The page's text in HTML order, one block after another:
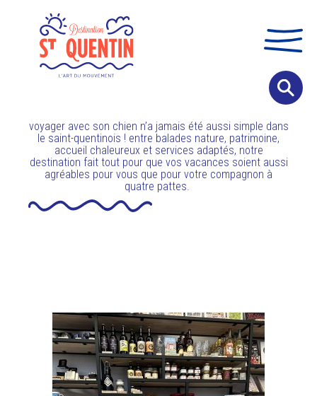
voyager avec son chien n’a jamais été aussi simple dans
le saint-quentinois ! entre balades nature, patrimoine,
accueil chaleureux et services adaptés, notre
destination fait tout pour que vos vacances soient aussi
agréables pour vous que pour votre compagnon à
quatre pattes.